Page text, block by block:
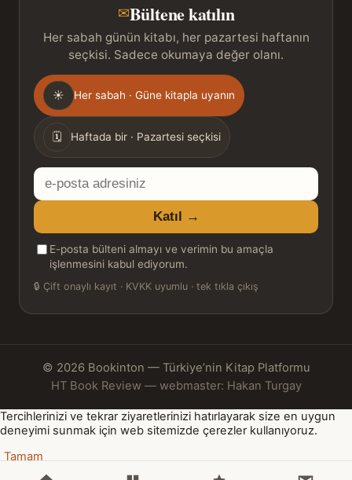
✉Bültene katılın
Her sabah günün kitabı, her pazartesi haftanın
seçkisi. Sadece okumaya değer olanı.
Gönderim
sıklığı
☀ Her sabah · Güne kitapla uyanın
🗓 Haftada bir · Pazartesi seçkisi
E-
posta
adresiniz
Katıl →
E-posta bülteni almayı ve verimin bu amaçla
işlenmesini kabul ediyorum.
🔒 Çift onaylı kayıt · KVKK uyumlu · tek tıkla çıkış
© 2026 Bookinton — Türkiye’nin Kitap Platformu
HT Book Review — webmaster: Hakan Turgay
Tercihlerinizi ve tekrar ziyaretlerinizi hatırlayarak size en uygun
deneyimi sunmak için web sitemizde çerezler kullanıyoruz.
Tamam